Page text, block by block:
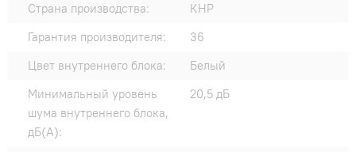
Страна производства:
КНР
Гарантия производителя:
36
Цвет внутреннего блока:
Белый
Минимальный уровень
шума внутреннего блока,
дБ(А):
20,5 дБ